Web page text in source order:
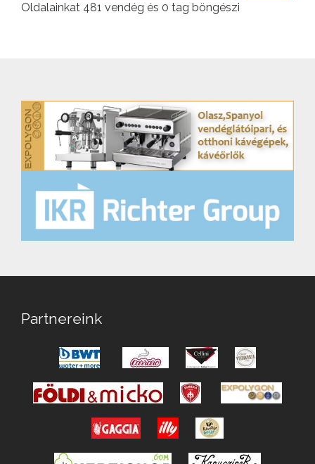
Oldalainkat 481 vendég és 0 tag böngészi
Partnereink